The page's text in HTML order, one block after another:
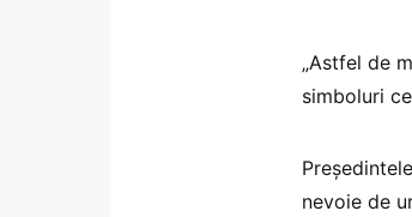
„Astfel de
simboluri
nevoie de